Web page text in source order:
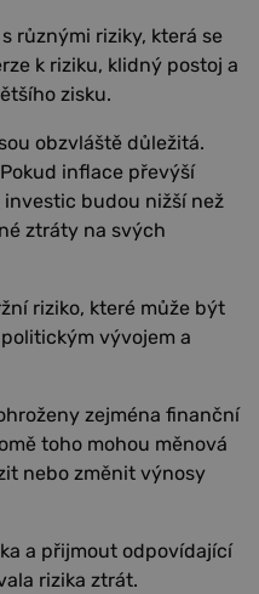
různými riziky, která se
k riziku, klidný postoj a
zisku.
obzvláště důležitá.
inflace převýší
budou nižší než
ztráty na svých
riziko, které může být
vývojem a
zejména finanční
toho mohou měnová
nebo změnit výnosy
a přijmout odpovídající
rizika ztrát.